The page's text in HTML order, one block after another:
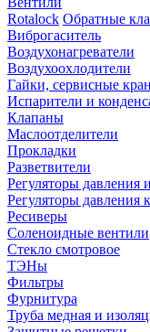
Rotalock Обратные
Виброгаситель
Воздухонагреватели
Воздухоохлодители
Гайки, сервисные
Испарители и
Клапаны
Маслоотделители
Прокладки
Разветвители
Регуляторы давления
Регуляторы давления
Ресиверы
Соленоидные вентили
Стекло смотровое
ТЭНы
Фильтры
Фурнитура
Труба медная и